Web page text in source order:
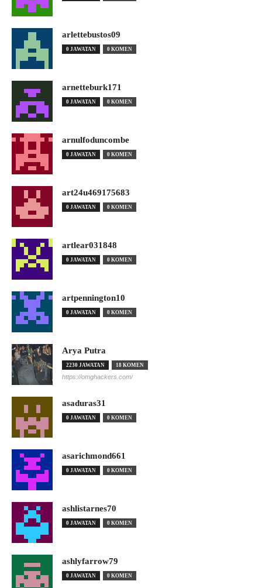
arlettebustos09
0 JAWATAN 0 KOMEN
arnetteburk171
0 JAWATAN 0 KOMEN
arnulfoduncombe
0 JAWATAN 0 KOMEN
art24u469175683
0 JAWATAN 0 KOMEN
artlear031848
0 JAWATAN 0 KOMEN
artpennington10
0 JAWATAN 0 KOMEN
Arya Putra
2230 JAWATAN 18 KOMEN
https://omghackers.com/
asaduras31
0 JAWATAN 0 KOMEN
asarichmond661
0 JAWATAN 0 KOMEN
ashlistarnes70
0 JAWATAN 0 KOMEN
ashlyfarrow79
0 JAWATAN 0 KOMEN